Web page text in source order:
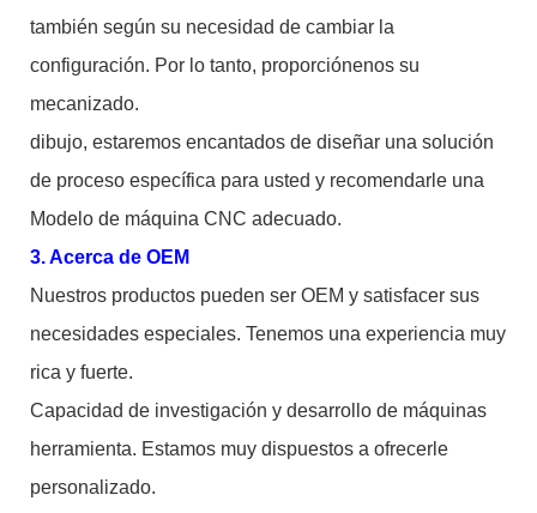
también según su necesidad de cambiar la
configuración. Por lo tanto, proporciónenos su
mecanizado.
dibujo, estaremos encantados de diseñar una solución
de proceso específica para usted y recomendarle una
Modelo de máquina CNC adecuado.
3. Acerca de OEM
Nuestros productos pueden ser OEM y satisfacer sus
necesidades especiales. Tenemos una experiencia muy
rica y fuerte.
Capacidad de investigación y desarrollo de máquinas
herramienta. Estamos muy dispuestos a ofrecerle
personalizado.